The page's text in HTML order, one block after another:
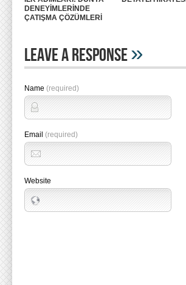
DENEYİMLERİNDE
ÇATIŞMA ÇÖZÜMLERİ
Leave A Response»
Name (required)
Email (required)
Website